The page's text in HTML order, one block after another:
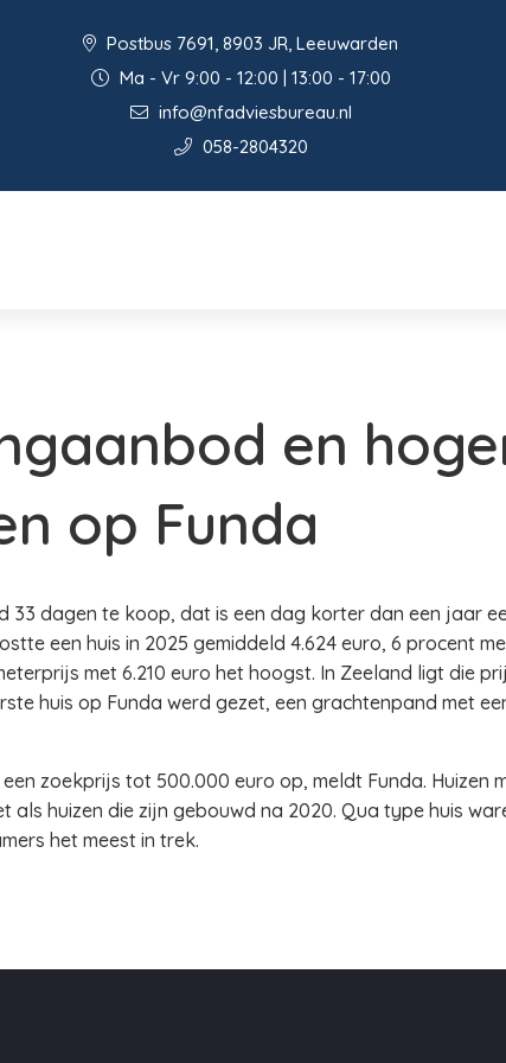
Postbus 7691, 8903 JR, Leeuwarden
Ma - Vr 9:00 - 12:00 | 13:00 - 17:00
info@nfadviesbureau.nl
058-2804320
en
op Funda
33 dagen te koop, dat is een dag korter dan een jaar
een huis in 2025 gemiddeld 4.624 euro, 6 procent
met 6.210 euro het hoogst. In Zeeland ligt die
huis op Funda werd gezet, een grachtenpand met
zoekprijs tot 500.000 euro op, meldt Funda. Huizen
huizen die zijn gebouwd na 2020. Qua type huis
het meest in trek.